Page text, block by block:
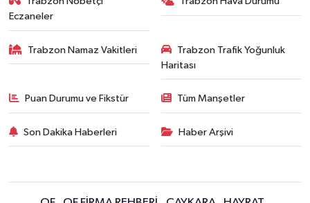
Eczaneler
Trabzon Namaz Vakitleri
Trabzon Trafik Yoğunluk
Haritası
Puan Durumu ve Fikstür Tüm Manşetler
Son Dakika Haberleri Haber Arşivi